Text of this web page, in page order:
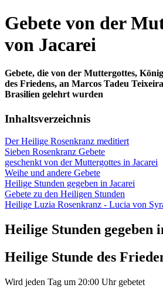
Gebete von der
von Jacarei
Gebete, die von der Muttergottes,
des Friedens, an Marcos Tadeu
Brasilien gelehrt wurden
Inhaltsverzeichnis
Der Heilige Rosenkranz meditiert
Sieben Rosenkranz Gebete
geschenkt von der Muttergottes in Jacarei
Weihe und andere Gebete
Heilige Stunden gegeben in Jacarei
Gebete zu den Heiligen Stunden
Heilige Luzia Rosenkranz - Lucia von
Heilige Stunden gegeben
Heilige Stunde des
Wird jeden Tag um 20:00 Uhr gebetet